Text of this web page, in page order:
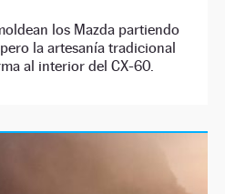
los Mazda partiendo
la artesanía tradicional
al interior del CX-60.